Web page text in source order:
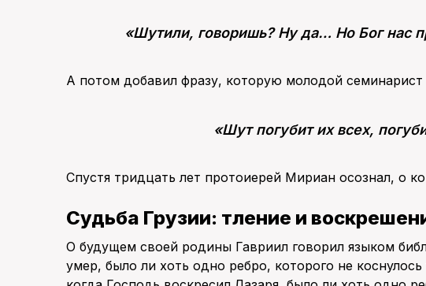
«Шутили, говоришь? Ну да… Но Бог нас
А потом добавил фразу, которую молодой семинарист
«Шут погубит их всех,
Спустя тридцать лет протоиерей Мириан осознал, о
Судьба Грузии: тление и
О будущем своей родины Гавриил говорил языком
умер, было ли хоть одно ребро, которого не